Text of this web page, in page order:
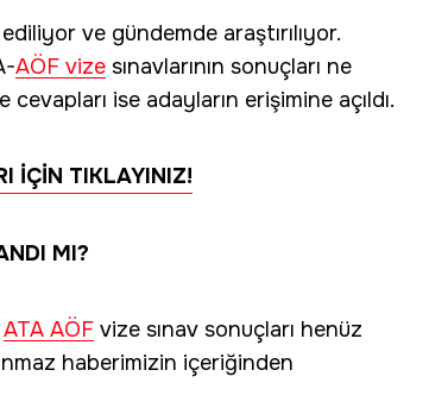
ve gündemde araştırılıyor.
AÖF vize sınavlarının sonuçları ne
ise adayların erişimine açıldı.
İÇİN TIKLAYINIZ!
MI?
ATA AÖF vize sınav sonuçları henüz
haberimizin içeriğinden